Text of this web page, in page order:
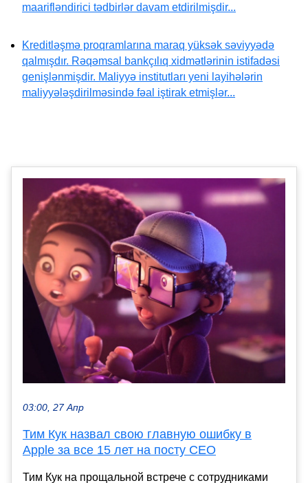
maarifləndirici tədbirlər davam etdirilmişdir...
Kreditləşmə proqramlarına maraq yüksək səviyyədə
qalmışdır. Rəqəmsal bankçılıq xidmətlərinin istifadəsi
genişlənmişdir. Maliyyə institutları yeni layihələrin
maliyyələşdirilməsində fəal iştirak etmişlər...
03:00, 27 Апр
Тим Кук назвал свою главную ошибку в
Apple за все 15 лет на посту CEO
Тим Кук на прощальной встрече с сотрудниками